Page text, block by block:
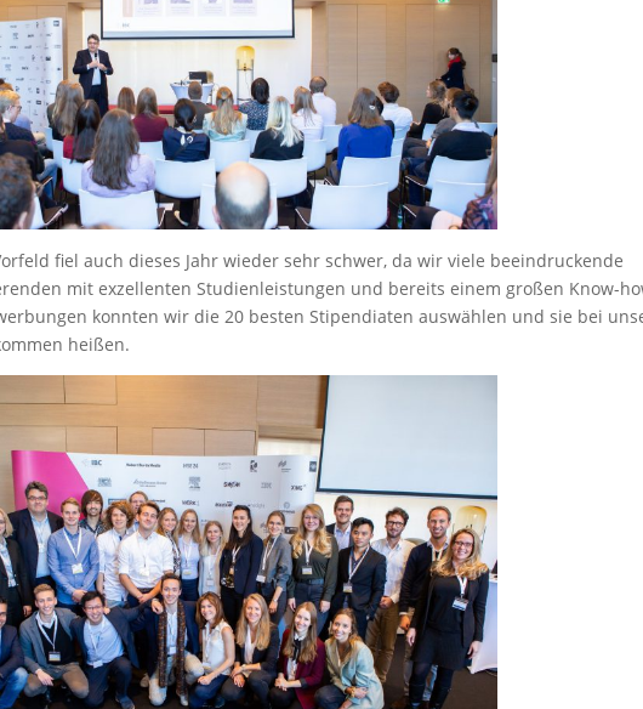
fiel auch dieses Jahr wieder sehr schwer, da wir viele beeindruckende
mit exzellenten Studienleistungen und bereits einem großen Know-
konnten wir die 20 besten Stipendiaten auswählen und sie bei
heißen.